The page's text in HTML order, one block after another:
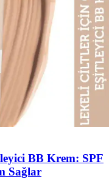
BB Krem: SPF
Sağlar